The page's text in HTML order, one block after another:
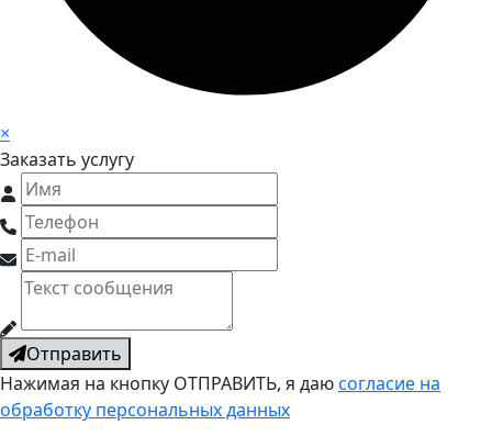
×
Заказать услугу
Отправить
Нажимая на кнопку ОТПРАВИТЬ, я даюсогласие на
обработку персональных данных